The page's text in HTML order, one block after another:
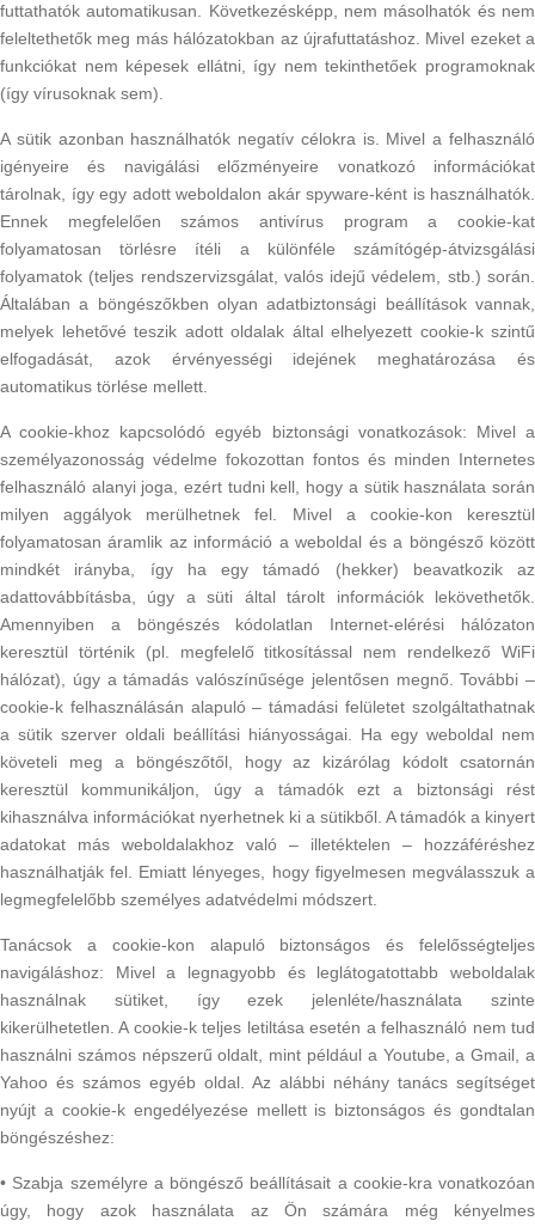
futtathatók automatikusan. Következésképp, nem másolhatók és nem
feleltethetők meg más hálózatokban az újrafuttatáshoz. Mivel ezeket a
funkciókat nem képesek ellátni, így nem tekinthetőek programoknak
(így vírusoknak sem).
A sütik azonban használhatók negatív célokra is. Mivel a felhasználó
igényeire és navigálási előzményeire vonatkozó információkat
tárolnak, így egy adott weboldalon akár spyware-ként is használhatók.
Ennek megfelelően számos antivírus program a cookie-kat
folyamatosan törlésre ítéli a különféle számítógép-átvizsgálási
folyamatok (teljes rendszervizsgálat, valós idejű védelem, stb.) során.
Általában a böngészőkben olyan adatbiztonsági beállítások vannak,
melyek lehetővé teszik adott oldalak által elhelyezett cookie-k szintű
elfogadását, azok érvényességi idejének meghatározása és
automatikus törlése mellett.
A cookie-khoz kapcsolódó egyéb biztonsági vonatkozások: Mivel a
személyazonosság védelme fokozottan fontos és minden Internetes
felhasználó alanyi joga, ezért tudni kell, hogy a sütik használata során
milyen aggályok merülhetnek fel. Mivel a cookie-kon keresztül
folyamatosan áramlik az információ a weboldal és a böngésző között
mindkét irányba, így ha egy támadó (hekker) beavatkozik az
adattovábbításba, úgy a süti által tárolt információk lekövethetők.
Amennyiben a böngészés kódolatlan Internet-elérési hálózaton
keresztül történik (pl. megfelelő titkosítással nem rendelkező WiFi
hálózat), úgy a támadás valószínűsége jelentősen megnő. További –
cookie-k felhasználásán alapuló – támadási felületet szolgáltathatnak
a sütik szerver oldali beállítási hiányosságai. Ha egy weboldal nem
követeli meg a böngészőtől, hogy az kizárólag kódolt csatornán
keresztül kommunikáljon, úgy a támadók ezt a biztonsági rést
kihasználva információkat nyerhetnek ki a sütikből. A támadók a kinyert
adatokat más weboldalakhoz való – illetéktelen – hozzáféréshez
használhatják fel. Emiatt lényeges, hogy figyelmesen megválasszuk a
legmegfelelőbb személyes adatvédelmi módszert.
Tanácsok a cookie-kon alapuló biztonságos és felelősségteljes
navigáláshoz: Mivel a legnagyobb és leglátogatottabb weboldalak
használnak sütiket, így ezek jelenléte/használata szinte
kikerülhetetlen. A cookie-k teljes letiltása esetén a felhasználó nem tud
használni számos népszerű oldalt, mint például a Youtube, a Gmail, a
Yahoo és számos egyéb oldal. Az alábbi néhány tanács segítséget
nyújt a cookie-k engedélyezése mellett is biztonságos és gondtalan
böngészéshez:
• Szabja személyre a böngésző beállításait a cookie-kra vonatkozóan
úgy, hogy azok használata az Ön számára még kényelmes